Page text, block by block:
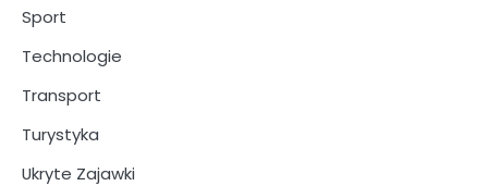
Sport
Technologie
Transport
Turystyka
Ukryte Zajawki